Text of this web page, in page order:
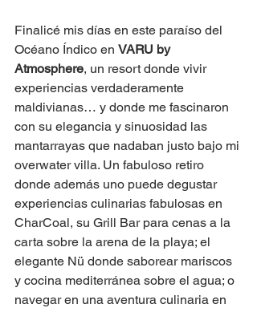
Finalicé mis días en este paraíso del
Océano Índico en VARU by
Atmosphere, un resort donde vivir
experiencias verdaderamente
maldivianas… y donde me fascinaron
con su elegancia y sinuosidad las
mantarrayas que nadaban justo bajo mi
overwater villa. Un fabuloso retiro
donde además uno puede degustar
experiencias culinarias fabulosas en
CharCoal, su Grill Bar para cenas a la
carta sobre la arena de la playa; el
elegante Nü donde saborear mariscos
y cocina mediterránea sobre el agua; o
navegar en una aventura culinaria en